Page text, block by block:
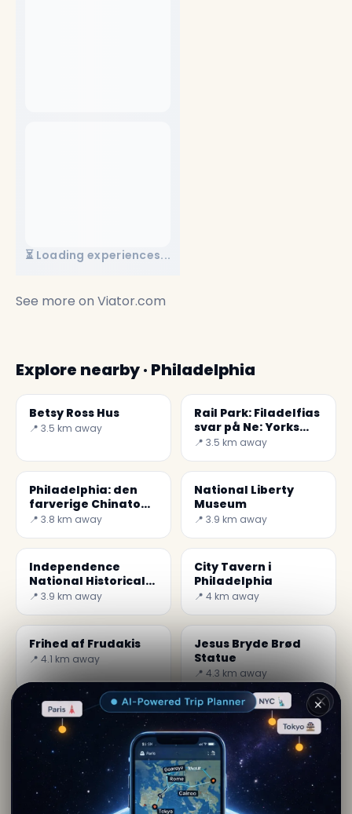
⏳ Loading experiences...
See more on Viator.com
Explore nearby · Philadelphia
Betsy Ross Hus
📍 3.5 km away
Rail Park: Filadelfias
svar på Ne: Yorks
High Line
📍 3.5 km away
Philadelphia: den
farverige Chinato
Friendshipn
📍 3.8 km away
National Liberty
Museum
📍 3.9 km away
Independence
National Historical
Park
📍 3.9 km away
City Tavern i
Philadelphia
📍 4 km away
Frihed af Frudakis
📍 4.1 km away
Jesus Bryde Brød
Statue
📍 4.3 km away
Freyan Bell· fra Philadelphia
Redaktionelt indhold verificeret · Secret World
Community — 1M+ steder på 62 sprog
✕